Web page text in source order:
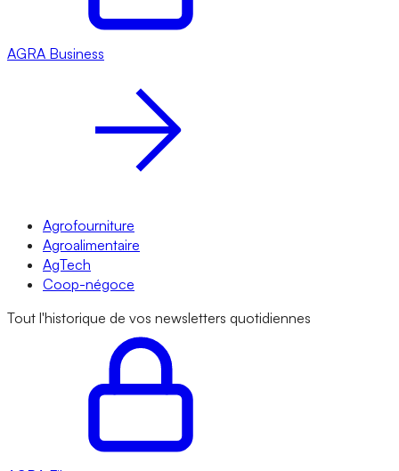
AGRA Business
Agrofourniture
Agroalimentaire
AgTech
Coop-négoce
Tout l'historique de vos newsletters quotidiennes